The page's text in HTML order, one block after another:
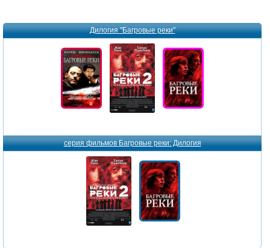
Дилогия "Багровые реки"
серия фильмов Багровые реки: Дилогия